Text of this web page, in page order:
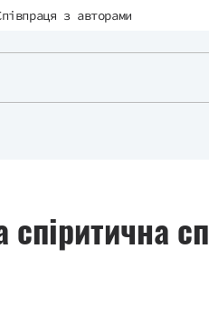
з авторами